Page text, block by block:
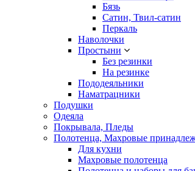
Бязь
Сатин, Твил-сатин
Перкаль
Наволочки
Простыни
Без резинки
На резинке
Пододеяльники
Наматрацники
Подушки
Одеяла
Покрывала, Пледы
Полотенца, Махровые
Для кухни
Махровые полотенца